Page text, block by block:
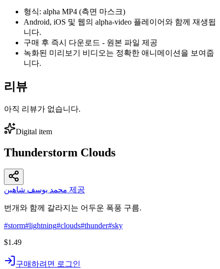
형식: alpha MP4 (측면 마스크)
Android, iOS 및 웹의 alpha-video 플레이어와 함께 재생됩
니다.
구매 후 즉시 다운로드 - 원본 파일 제공
녹화된 미리보기 비디오는 정확한 애니메이션을 보여줍
니다.
리뷰
아직 리뷰가 없습니다.
Digital item
Thunderstorm Clouds
محمد يوسف شاهين 제공
번개와 함께 갈라지는 어두운 폭풍 구름.
#storm#lightning#clouds#thunder#sky
$1.49
구매하려면 로그인